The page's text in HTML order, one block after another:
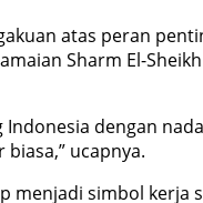
atas peran
Sharm El-
dengan
ucapnya.
menjadi simbol